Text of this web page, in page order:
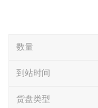
数量
到站时间
货盘类型